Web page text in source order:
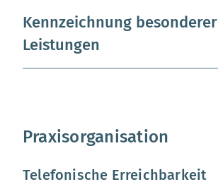
Kennzeichnung besonderer
Leistungen
Praxisorganisation
Telefonische Erreichbarkeit